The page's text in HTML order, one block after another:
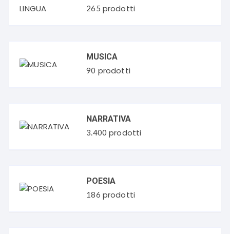
265 prodotti
MUSICA
90 prodotti
NARRATIVA
3.400 prodotti
POESIA
186 prodotti